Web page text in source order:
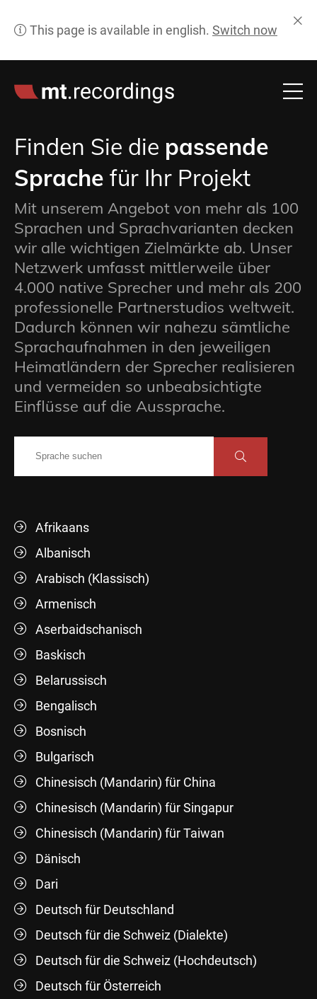
Finden Sie die passende
Sprache für Ihr Projekt
Mit unserem Angebot von mehr als 100
Sprachen und Sprachvarianten decken
wir alle wichtigen Zielmärkte ab. Unser
Netzwerk umfasst mittlerweile über
4.000 native Sprecher und mehr als 200
professionelle Partnerstudios weltweit.
Dadurch können wir nahezu sämtliche
Sprachaufnahmen in den jeweiligen
Heimatländern der Sprecher realisieren
und vermeiden so unbeabsichtigte
Einflüsse auf die Aussprache.
Afrikaans
Albanisch
Arabisch (Klassisch)
Armenisch
Aserbaidschanisch
Baskisch
Belarussisch
Bengalisch
Bosnisch
Bulgarisch
Chinesisch (Mandarin) für China
Chinesisch (Mandarin) für Singapur
Chinesisch (Mandarin) für Taiwan
Dänisch
Dari
Deutsch für Deutschland
Deutsch für die Schweiz (Dialekte)
Deutsch für die Schweiz (Hochdeutsch)
Deutsch für Österreich